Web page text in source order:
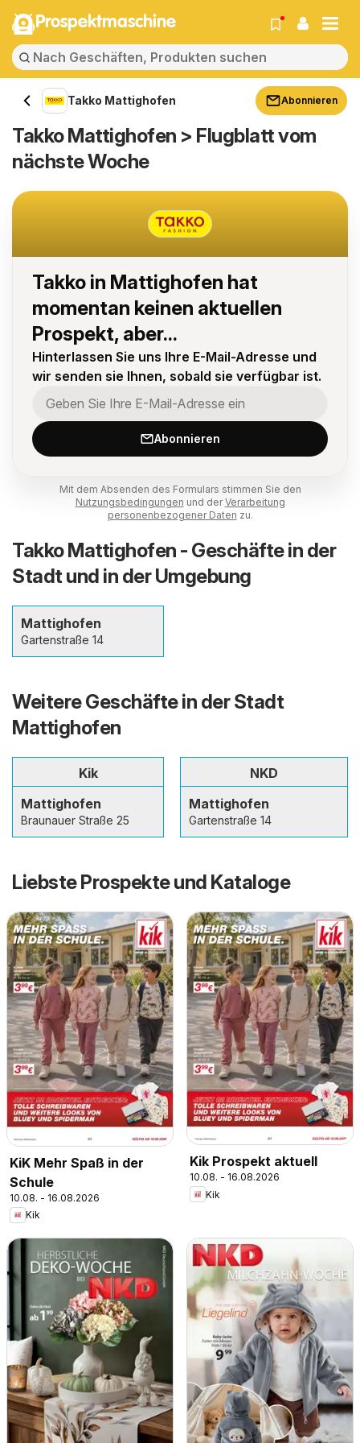
Prospektmaschine
Takko Mattighofen Abonnieren
Takko Mattighofen > Flugblatt vom
nächste Woche
Takko in Mattighofen hat
momentan keinen aktuellen
Prospekt, aber...
Hinterlassen Sie uns Ihre E-Mail-Adresse und
wir senden sie Ihnen, sobald sie verfügbar ist.
Abonnieren
Mit dem Absenden des Formulars stimmen Sie den
Nutzungsbedingungen und derVerarbeitung
personenbezogener Daten zu.
Takko Mattighofen - Geschäfte in der
Stadt und in der Umgebung
Mattighofen
Gartenstraße 14
Weitere Geschäfte in der Stadt
Mattighofen
Kik
Mattighofen
Braunauer Straße 25
NKD
Mattighofen
Gartenstraße 14
Liebste Prospekte und Kataloge
KiK Mehr Spaß in der
Schule
10.08. - 16.08.2026
Kik
Kik Prospekt aktuell
10.08. - 16.08.2026
Kik